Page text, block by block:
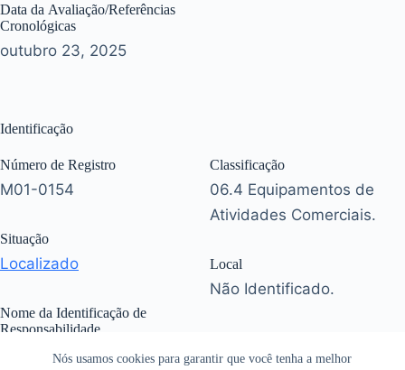
Nós usamos cookies para garantir que você tenha a melhor
Data da Avaliação/Referências
Cronológicas
outubro 23, 2025
Identificação
Número de Registro
M01-0154
Situação
Localizado
Nome da Identificação de
Responsabilidade
Não Identificado.
Classificação
06.4 Equipamentos de
Atividades Comerciais.
Local
Não Identificado.